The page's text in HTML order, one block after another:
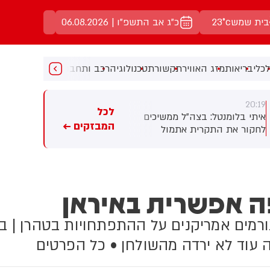
בית שמש23°c כ"ג אב התשפ"ו | 06.08.2026
בריאותמזג האווירתקשורתטכנולוגיהרכב ותחבורהמעניין
20:13
יאיר גולן מוותר על עינב צנגאוקר:
עדכן אותה שלא ישתמש
באיראן טוענים: ספינות
"וציוניות" לא יוכלו לעבור
לכל
המבזקים ←
אפשרית באיראן
אמריקנים על ההתפתחויות בטהרן |
לא ירדה מהשולחן • כל הפרטים